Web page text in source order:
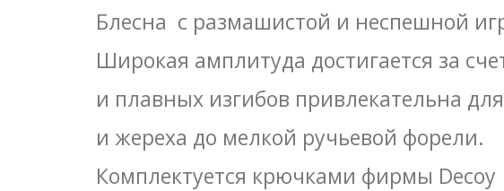
Блесна с размашистой и неспешной
Широкая амплитуда достигается за
и плавных изгибов привлекательна
и жереха до мелкой ручьевой форели.
Комплектуется крючками фирмы Decoy